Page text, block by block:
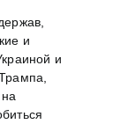
и
и